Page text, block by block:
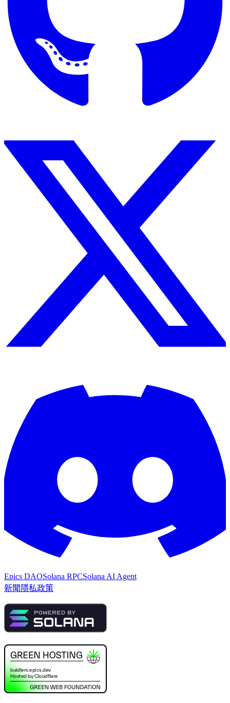
Epics DAOSolana RPCSolana AI Agent
新聞 隱私政策